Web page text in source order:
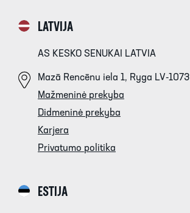
LATVIJA
AS KESKO SENUKAI LATVIA
Mazā Rencēnu iela 1, Ryga LV-1073
Mažmeninė prekyba
Didmeninė prekyba
Karjera
Privatumo politika
ESTIJA